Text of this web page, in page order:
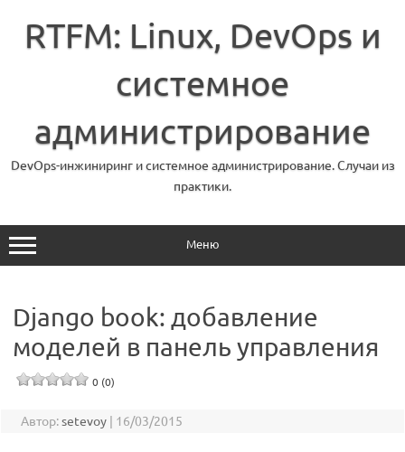
содержимому
RTFM: Linux, DevOps и
системное
администрирование
DevOps-инжиниринг и системное администрирование. Случаи из
практики.
Меню
Django book: добавление
моделей в панель управления
0 (0)
Автор:setevoy | 16/03/2015